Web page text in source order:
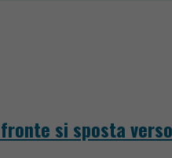
si sposta